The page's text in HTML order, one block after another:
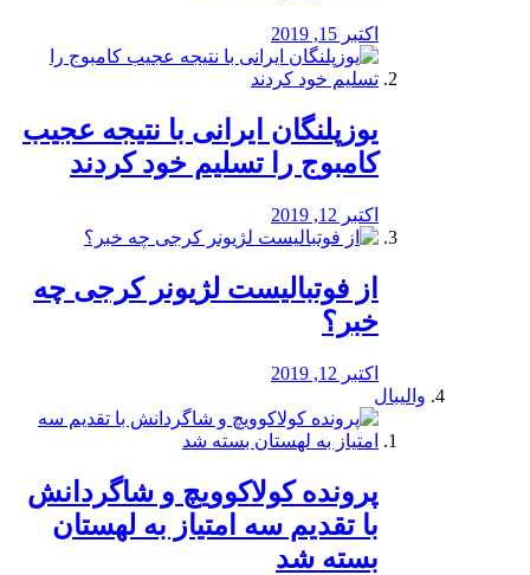
اکتبر 15, 2019
یوزپلنگان ایرانی با نتیجه عجیب
کامبوج را تسلیم خود کردند
اکتبر 12, 2019
از فوتبالیست لژیونر کرجی چه
خبر؟
اکتبر 12, 2019
والیبال
پرونده کولاکوویچ و شاگردانش
با تقدیم سه امتیاز به لهستان
بسته شد